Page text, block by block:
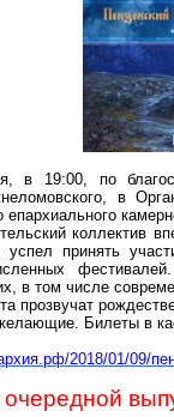
в 19:00, по
в
епархиального
коллектив
успел принять
в том числе
прозвучат
Билеты в
2018/01/09/